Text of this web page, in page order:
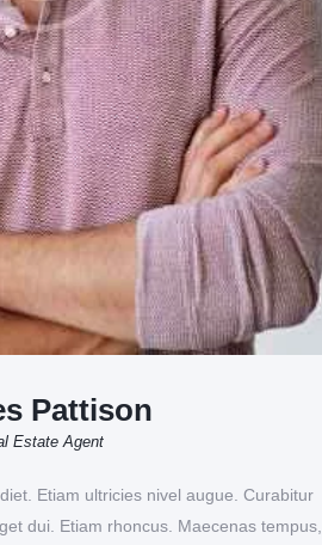
Pattison
Estate Agent
Etiam ultricies nivel augue. Curabitur
dui. Etiam rhoncus. Maecenas tempus,